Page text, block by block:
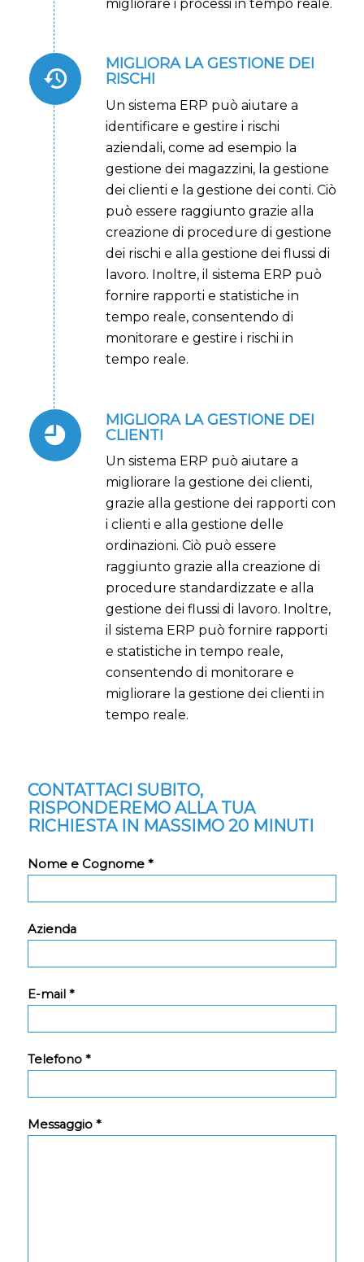
migliorare i processi in tempo reale.
MIGLIORA LA GESTIONE DEI
RISCHI
Un sistema ERP può aiutare a
identificare e gestire i rischi
aziendali, come ad esempio la
gestione dei magazzini, la gestione
dei clienti e la gestione dei conti. Ciò
può essere raggiunto grazie alla
creazione di procedure di gestione
dei rischi e alla gestione dei flussi di
lavoro. Inoltre, il sistema ERP può
fornire rapporti e statistiche in
tempo reale, consentendo di
monitorare e gestire i rischi in
tempo reale.
MIGLIORA LA GESTIONE DEI
CLIENTI
Un sistema ERP può aiutare a
migliorare la gestione dei clienti,
grazie alla gestione dei rapporti con
i clienti e alla gestione delle
ordinazioni. Ciò può essere
raggiunto grazie alla creazione di
procedure standardizzate e alla
gestione dei flussi di lavoro. Inoltre,
il sistema ERP può fornire rapporti
e statistiche in tempo reale,
consentendo di monitorare e
migliorare la gestione dei clienti in
tempo reale.
CONTATTACI SUBITO,
RISPONDEREMO ALLA TUA
RICHIESTA IN MASSIMO 20 MINUTI
Nome e Cognome *
Azienda
E-mail *
Telefono *
Messaggio *